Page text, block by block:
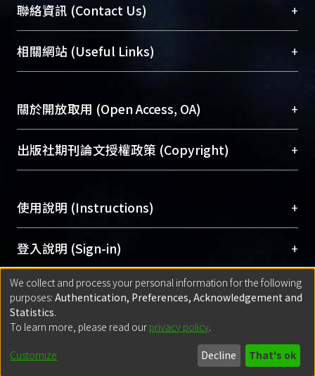
臺大位居世界頂尖大學之列，為永久珍藏及向國際
展現本校豐碩的研究成果及學術能量，圖書館整合
機構典藏（NTUR）與學術庫（AH）不同功能平
台，成為臺大學術典藏NTU scholars。期能整合研
成果。
To permanently archive and promote researcher
profiles and scholarly works, Library integrates the
services of “NTU Repository” with “Academic
聯絡資訊 (Contact Us) +
總館學科館員(Main Library)
醫學圖書館學科館員(Medical Library)
Sciences Library)
相關網站 (Useful Links) +
關於開放取用 (Open Access, OA) +
開放取用是從使用者角度提升資訊取用性的社會運
動，應用在學術研究上是透過將研究著作公開供使
用逐年攀升。同時可加速研究發展、提升研究影響
Archive）平台。 （點選深入了解OA）
出版社期刊論文授權政策 (Copyright) +
含部分內容的版權非匯入者所有，或由第三方贊
助與合作完成，請確認該版權所有者及第三方同
意提供此授權。
Please represent that the submission is your
original work, and that you have the right to
grant the rights to upload.
若欲上傳已出版的全文電子檔，可使用
policy finder
網站查詢，以確認出版單位之版權
政策。
使用說明 (Instructions) +
網站簡介(Quickstart Guide)
使用手冊(Instruction Manual)
線上預約服務(Booking Service)
登入說明 (Sign-in) +
方案一：臺灣大學計算機中心帳號登入
(With C&INC Email Account)
方案二：ORCID帳號登入(With ORCID)
匯入著作 (Submission) +
方案一：定期更新ORCID者，以ID匯入
for identifier (ORCID))
方案二：
(Default mode Submission)
Built withDSpace-CRIS software
- Extension maintained and optimized
We collect and process your personal information for the following
purposes: Authentication, Preferences, Acknowledgement and
Statistics.
To learn more, please read our privacy policy.
Customize Decline That's ok